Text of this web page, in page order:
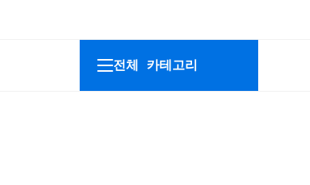
전체 카테고리